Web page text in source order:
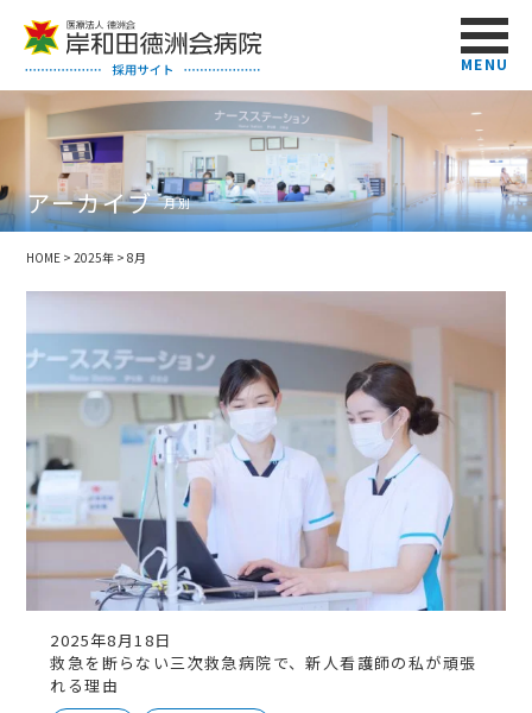
MENU
アーカイブ 月別
HOME >2025年 >8月
2025年8月18日
救急を断らない三次救急病院で、新人看護師の私が頑張
れる理由